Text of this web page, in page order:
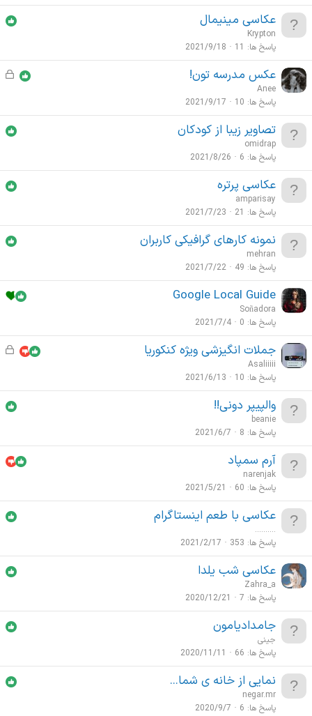
عکاسی مینیمال
Krypton
پاسخ ها
11
2021/9/18
ق
د
عکس مدرسه تون!
Anee
پاسخ ها 10
2021/9/17
تصاویر زیبا از کودکان
omidrap
پاسخ ها 6
2021/8/26
عکاسی پرتره
amparisay
پاسخ ها
21
2021/7/23
نمونه کارهای گرافیکی کاربران
mehran
پاسخ ها 49
2021/7/22
Google Local Guide
Soñadora
پاسخ ها 0
2021/7/4
ق
د
جملات انگیزشی ویژه کنکوریا
Asaliiiii
پاسخ ها 10
2021/6/13
والپیپر دونی!!
beanie
پاسخ ها 8
2021/6/7
آرم سمپاد
narenjak
پاسخ ها 60
2021/5/21
عکاسی با طعم اینستاگرام
..........
پاسخ ها 353
2021/2/17
عکاسی شب یلدا
Zahra_a
پاسخ ها 7
2020/12/21
جامدادیامون
جینی
پاسخ ها 66
2020/11/11
نمایی از خانه ی شما...
negar.mr
پاسخ ها 6
2020/9/7